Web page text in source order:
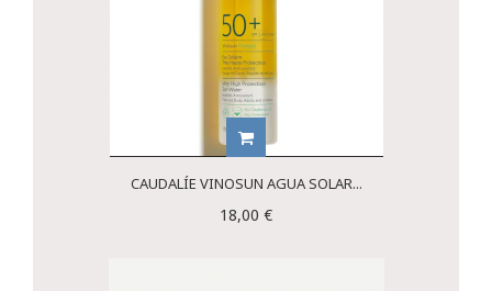
CAUDALÍE VINOSUN AGUA SOLAR...
18,00 €